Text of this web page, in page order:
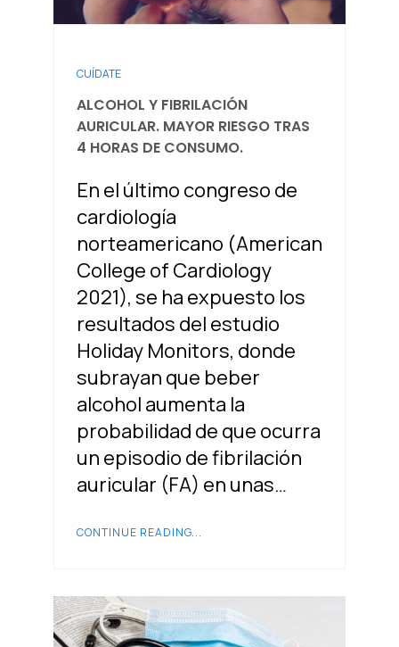
CUÍDATE
ALCOHOL Y FIBRILACIÓN
AURICULAR. MAYOR RIESGO TRAS
4 HORAS DE CONSUMO.
En el último congreso de
cardiología
norteamericano (American
College of Cardiology
2021), se ha expuesto los
resultados del estudio
Holiday Monitors, donde
subrayan que beber
alcohol aumenta la
probabilidad de que ocurra
un episodio de fibrilación
auricular (FA) en unas…
CONTINUE READING...